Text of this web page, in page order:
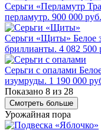
Серьги «Перламутр
перламутр. 900 000 руб.
Серьги «Щиты» Белое
бриллианты. 4 082 500
Серьги с опалами
изумруды. 1 190 000
Показано 8 из 28
Смотреть больше
Урожайная пора